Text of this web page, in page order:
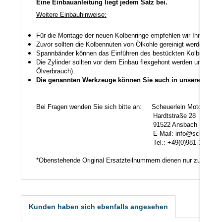
Eine Einbauanleitung liegt jedem Satz bei.
Weitere Einbauhinweise:
Für die Montage der neuen Kolbenringe empfehlen wir Ihnen
Zuvor sollten die Kolbennuten von Ölkohle gereinigt werden
Spannbänder können das Einführen des bestückten Kolbens in
Die Zylinder sollten vor dem Einbau flexgehont werden um den
Ölverbrauch).
Die genannten Werkzeuge können Sie auch in unserem
Bei Fragen wenden Sie sich bitte an: Scheuerlein
Hardtstraße 28
91522 Ansbach
E-Mail:
Tel.: +49(0)981-17554
*Obenstehende Original Ersatzteilnummern dienen nur zu
Kunden haben sich ebenfalls angesehen